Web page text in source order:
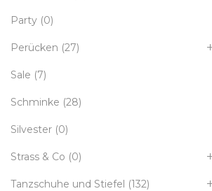
Party (0)
Perücken (27)
Sale (7)
Schminke (28)
Silvester (0)
Strass & Co (0)
Tanzschuhe und Stiefel (132)